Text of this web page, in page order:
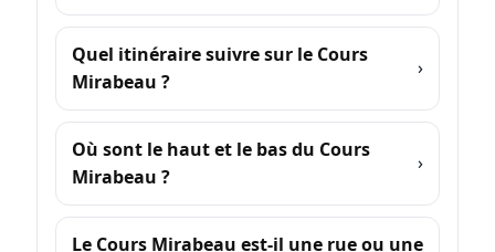
Quel itinéraire suivre sur le Cours
Mirabeau ?
Où sont le haut et le bas du Cours
Mirabeau ?
Le Cours Mirabeau est-il une rue ou une